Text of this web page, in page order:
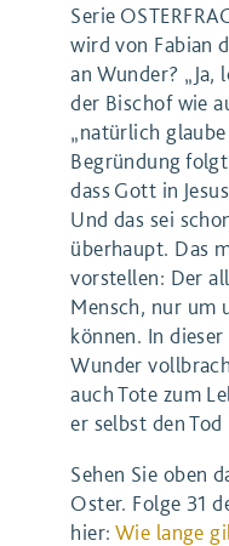
Serie
wird von Fabian
an Wunder?
der Bischof wie
„natürlich
Begründung
dass Gott in
Und das sei
überhaupt. Das
vorstellen: Der
Mensch, nur um
können. In
Wunder
auch Tote zum
er selbst den
Sehen Sie oben
Oster. Folge 31
hier: Wie lange